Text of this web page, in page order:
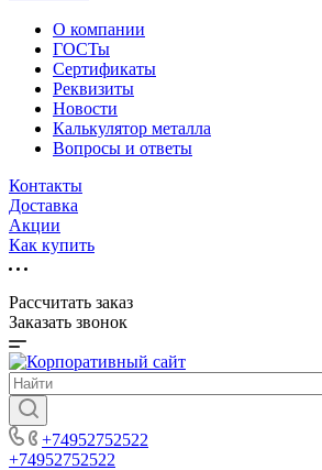
О компании
ГОСТы
Сертификаты
Реквизиты
Новости
Калькулятор металла
Вопросы и ответы
Контакты
Доставка
Акции
Как купить
Рассчитать заказ
Заказать звонок
+74952752522
+74952752522